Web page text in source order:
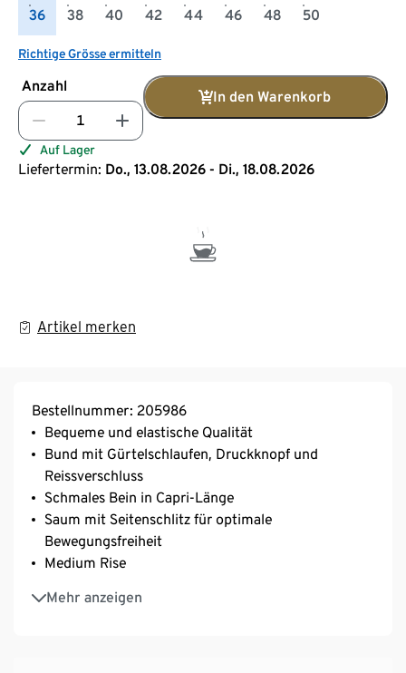
36 38 40 42 44 46 48 50
Richtige Grösse ermitteln
Anzahl
In den Warenkorb
Auf Lager
Liefertermin: Do., 13.08.2026 - Di., 18.08.2026
Artikel merken
Bestellnummer: 205986
Bequeme und elastische Qualität
Bund mit Gürtelschlaufen, Druckknopf und
Reissverschluss
Schmales Bein in Capri-Länge
Saum mit Seitenschlitz für optimale
Bewegungsfreiheit
Medium Rise
Mehr anzeigen
Zier-Paspeltaschen mit Knopf auf der Rückseite
Mit Elasthan: formbeständig, perfekter Sitz, hoher